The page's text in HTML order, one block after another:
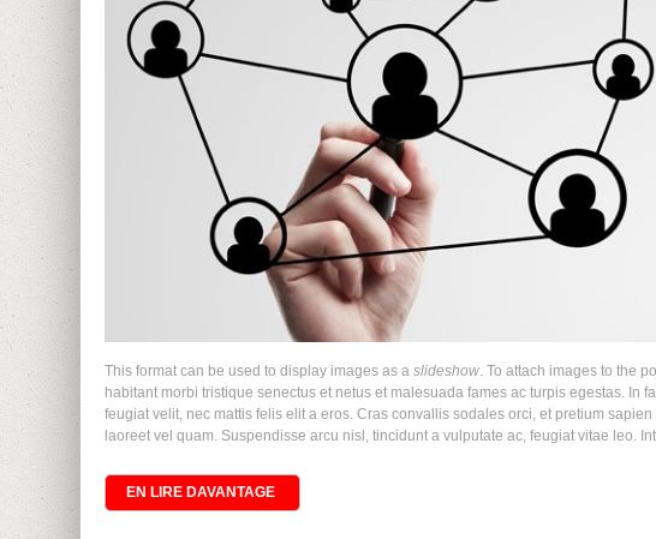
This format can be used to display images as a slideshow . To attach images to the
habitant morbi tristique senectus et netus et malesuada fames ac turpis egestas. In
feugiat velit, nec mattis felis elit a eros. Cras convallis sodales orci, et pretium
laoreet vel quam. Suspendisse arcu nisl, tincidunt a vulputate ac, feugiat vitae leo.
EN LIRE DAVANTAGE